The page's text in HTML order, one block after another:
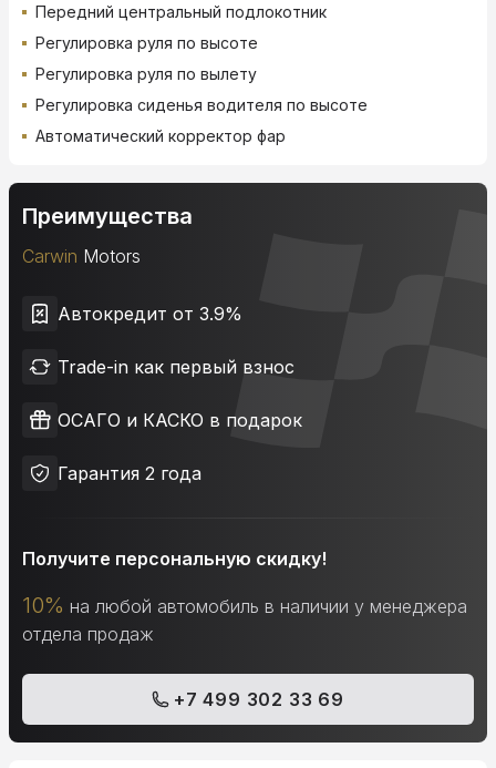
Передний центральный подлокотник
Регулировка руля по высоте
Регулировка руля по вылету
Регулировка сиденья водителя по высоте
Автоматический корректор фар
Преимущества
Carwin Motors
Автокредит от 3.9%
Trade-in как первый взнос
ОСАГО и КАСКО в подарок
Гарантия 2 года
Получите персональную скидку!
10% на любой автомобиль в наличии у менеджера
отдела продаж
+7 499 302 33 69